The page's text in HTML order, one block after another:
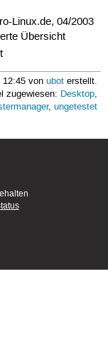
Linux.de, 04/2003
Übersicht
12:45 vonubot erstellt.
zugewiesen: Desktop,
,ungetestet